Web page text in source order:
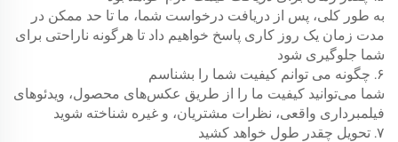
به طور کلی، پس از دریافت درخواست شما، ما تا حد ممکن در
مدت زمان یک روز کاری پاسخ خواهیم داد تا هرگونه ناراحتی برای
شما جلوگیری شود
۶. چگونه می توانم کیفیت شما را بشناسم
شما می‌توانید کیفیت ما را از طریق عکس‌های محصول، ویدئوهای
فیلمبرداری واقعی، نظرات مشتریان، و غیره شناخته شوید
۷. تحویل چقدر طول خواهد کشید